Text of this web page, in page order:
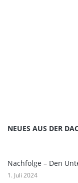
NEUES AUS DER
Nachfolge – Den
1. Juli 2024